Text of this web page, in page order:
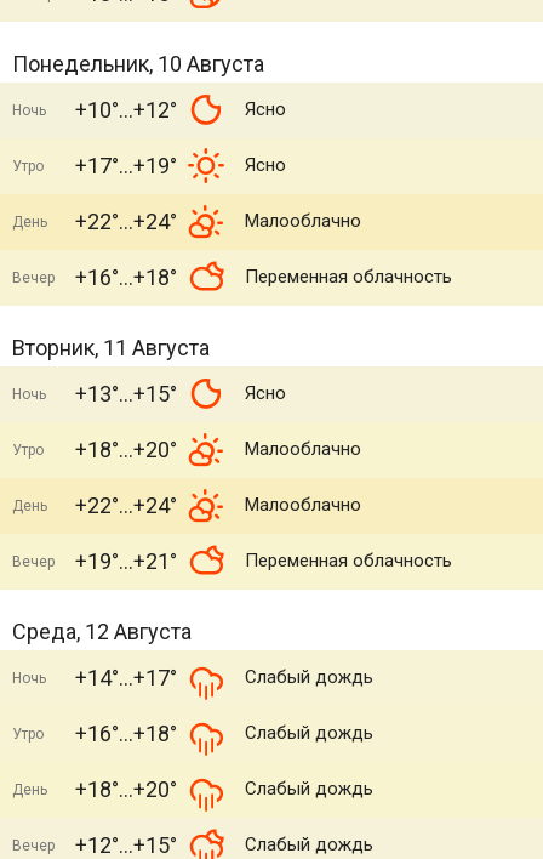
Понедельник, 10 Августа
Ночь +10° +12° Ясно
Утро +17° +19° Ясно
День +22° +24° Малооблачно
Вечер +16° +18° Переменная облачность
Вторник, 11 Августа
Ночь +13° +15° Ясно
Утро +18° +20° Малооблачно
День +22° +24° Малооблачно
Вечер +19° +21° Переменная облачность
Среда, 12 Августа
Ночь +14° +17° Слабый дождь
Утро +16° +18° Слабый дождь
День +18° +20° Слабый дождь
Вечер +12° +15° Слабый дождь